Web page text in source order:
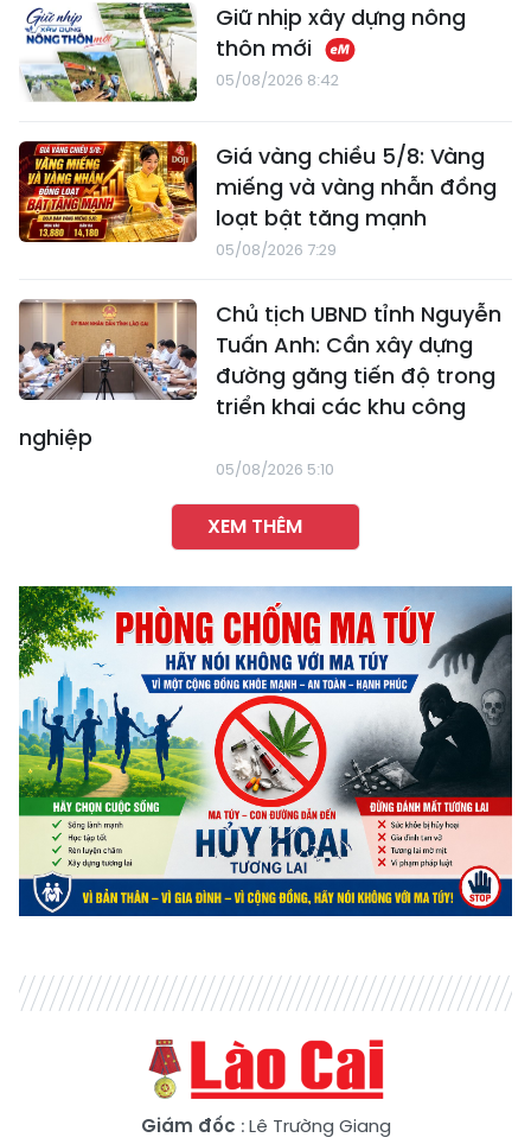
Giữ nhịp xây dựng nông
thôn mới
05/08/2026 8:42
Giá vàng chiều 5/8: Vàng
miếng và vàng nhẫn đồng
loạt bật tăng mạnh
05/08/2026 7:29
Chủ tịch UBND tỉnh Nguyễn
Tuấn Anh: Cần xây dựng
đường găng tiến độ trong
triển khai các khu công
nghiệp
05/08/2026 5:10
XEM THÊM
Giám đốc : Lê Trường Giang